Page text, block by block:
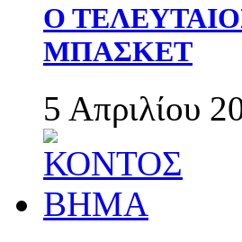
Ο
ΜΠΑΣΚΕΤ
5 Απριλίου